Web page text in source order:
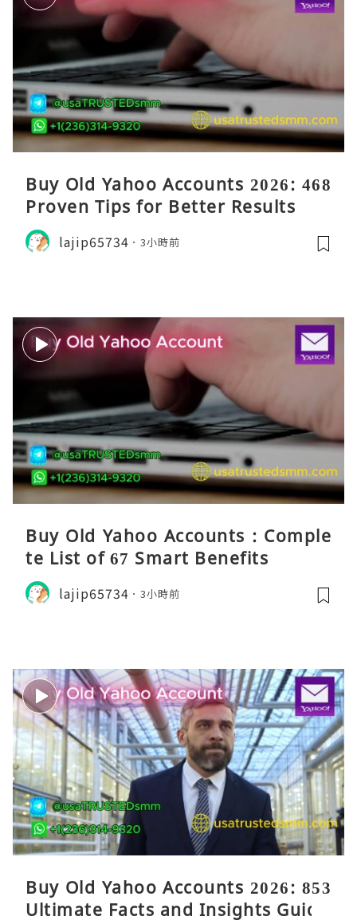
Buy Old Yahoo Accounts 2026: 468
Proven Tips for Better Results
lajip65734 3小時前
Buy Old Yahoo Accounts : Comple
te List of 67 Smart Benefits
lajip65734 3小時前
Buy Old Yahoo Accounts 2026: 853
Ultimate Facts and Insights Guide